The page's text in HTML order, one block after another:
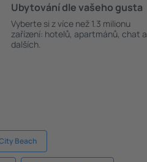
Ubytování dle vašeho gusta
Vyberte si z více než 1.3 milionu
zařízení: hotelů, apartmánů, chat a
dalších.
Beach